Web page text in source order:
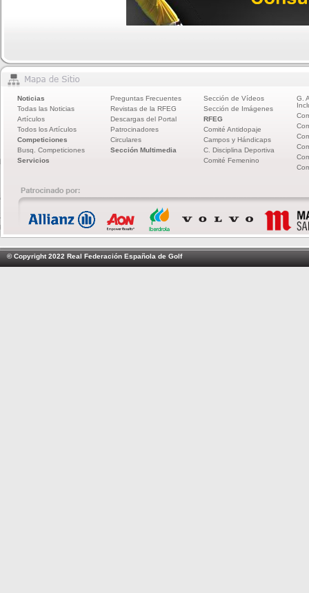
Noticias
Todas las Noticias
Artículos
Todos los Artículos
Competiciones
Busq. Competiciones
Servicios
Preguntas Frecuentes
Revistas de la RFEG
Descargas del Portal
Patrocinadores
Circulares
Sección Multimedia
Sección de Vídeos
Sección de Imágenes
RFEG
Comité Antidopaje
Campos y Hándicaps
C. Disciplina Deportiva
Comité Femenino
G.
© Copyright 2022 Real Federación Española de Golf